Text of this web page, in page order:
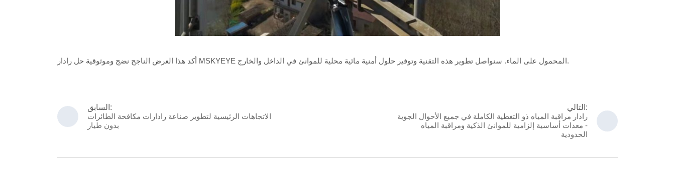
أكد هذا العرض الناجح نضج وموثوقية حل رادار MSKYEYE المحمول على الماء. سنواصل تطوير هذه التقنية وتوفير حلول أمنية مائية محلية للموانئ في الداخل والخارج.
السابق:
الاتجاهات الرئيسية لتطوير صناعة رادارات مكافحة الطائرات
بدون طيار
التالي:
رادار مراقبة المياه ذو التغطية الكاملة في جميع الأحوال الجوية
- معدات أساسية إلزامية للموانئ الذكية ومراقبة المياه
الحدودية